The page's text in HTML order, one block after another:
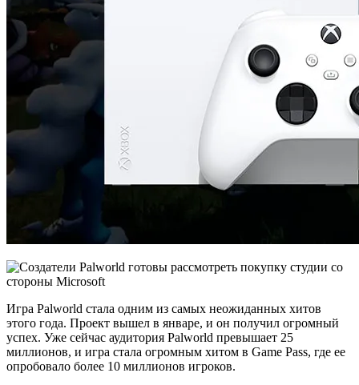
Игра Palworld стала одним из самых неожиданных хитов
этого года. Проект вышел в январе, и он получил огромный
успех. Уже сейчас аудитория Palworld превышает 25
миллионов, и игра стала огромным хитом в Game Pass, где ее
опробовало более 10 миллионов игроков.